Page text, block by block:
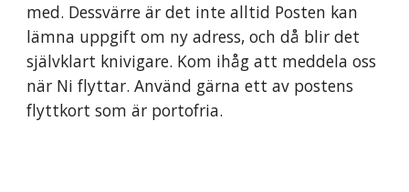
med. Dessvärre är det inte alltid Posten kan
lämna uppgift om ny adress, och då blir det
självklart knivigare. Kom ihåg att meddela oss
när Ni flyttar. Använd gärna ett av postens
flyttkort som är portofria.